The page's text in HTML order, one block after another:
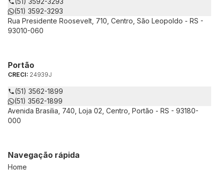
(51) 3592-3293
Rua Presidente Roosevelt, 710, Centro, São Leopoldo - RS -
93010-060
Portão
CRECI: 24939J
(51) 3562-1899
(51) 3562-1899
Avenida Brasilia, 740, Loja 02, Centro, Portão - RS - 93180-
000
Navegação rápida
Home